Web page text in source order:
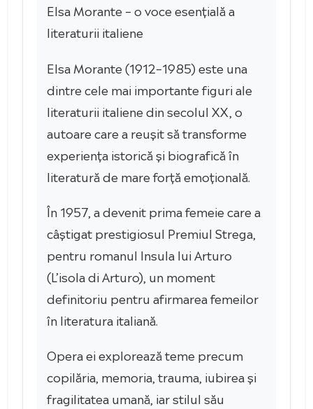
Elsa Morante – o voce esențială a
literaturii italiene
Elsa Morante (1912–1985) este una
dintre cele mai importante figuri ale
literaturii italiene din secolul XX, o
autoare care a reușit să transforme
experiența istorică și biografică în
literatură de mare forță emoțională.
În 1957, a devenit prima femeie care a
câștigat prestigiosul Premiul Strega,
pentru romanul Insula lui Arturo
(L’isola di Arturo), un moment
definitoriu pentru afirmarea femeilor
în literatura italiană.
Opera ei explorează teme precum
copilăria, memoria, trauma, iubirea și
fragilitatea umană, iar stilul său